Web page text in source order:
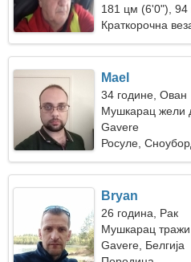
181 цм (6'0"), 94
Краткорочна
Mael
34 године, Ован
Мушкарац жели
Gavere
Росуле,
Bryan
26 година, Рак
Мушкарац
Gavere, Белгија